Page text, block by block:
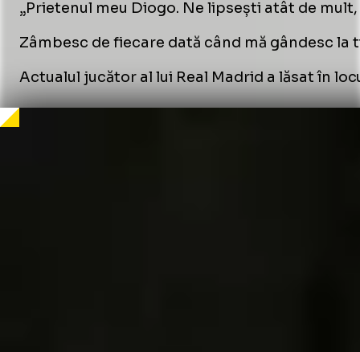
„Prietenul meu Diogo. Ne lipsești atât de
Zâmbesc de fiecare dată când mă gândesc
Actualul jucător al lui Real Madrid a lăsat în